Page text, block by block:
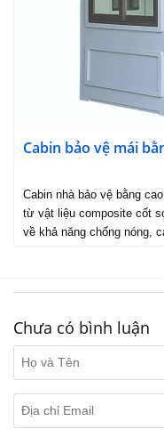
Cabin bảo vệ mái
Cabin nhà bảo vệ bằng
từ vật liệu composite cốt
về khả năng chống nóng,
Chưa có bình luận